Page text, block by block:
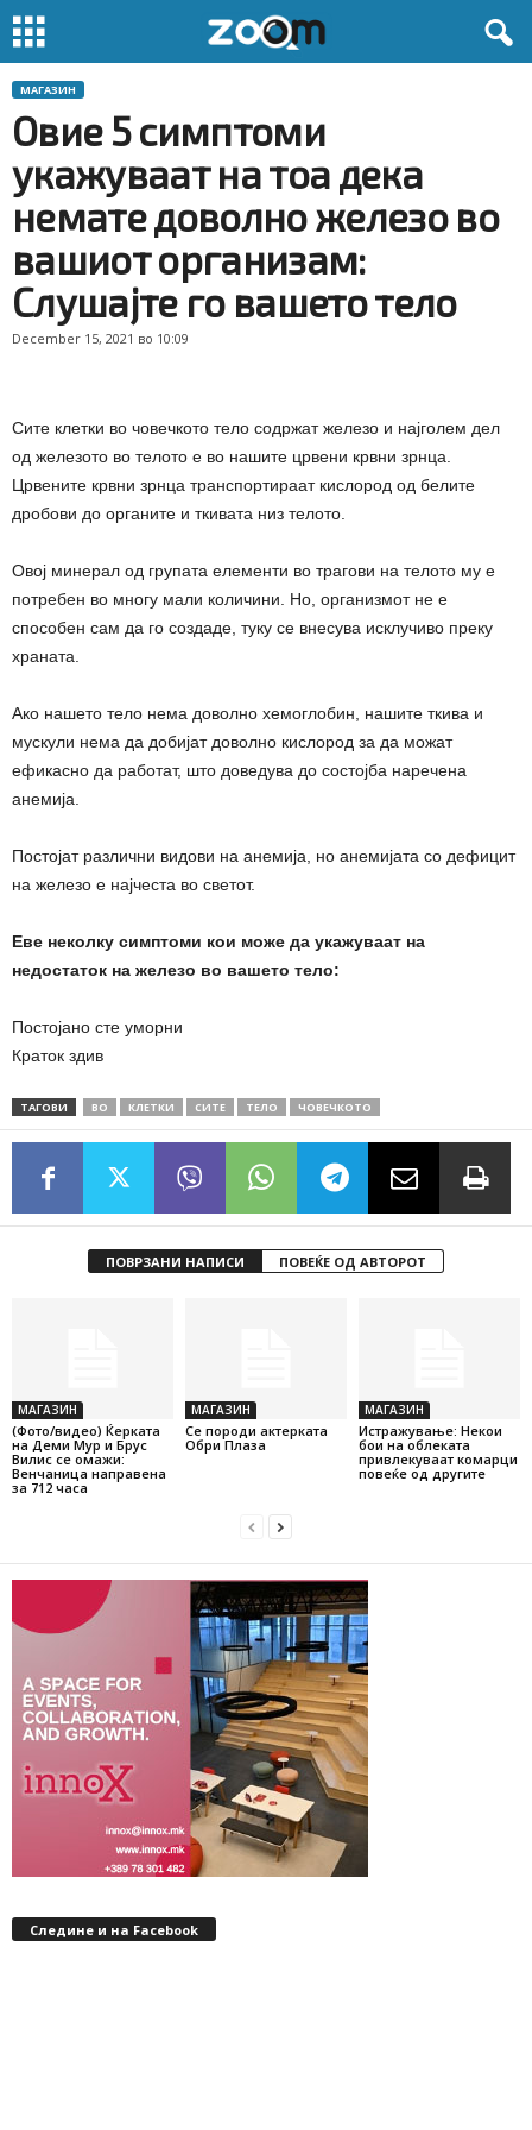
МАГАЗИН
Овие 5 симптоми
укажуваат на тоа дека
немате доволно железо во
вашиот организам:
Слушајте го вашето тело
December 15, 2021 во 10:09
Сите клетки во човечкото тело содржат железо и најголем дел
од железото во телото е во нашите црвени крвни зрнца.
Црвените крвни зрнца транспортираат кислород од белите
дробови до органите и ткивата низ телото.
Овој минерал од групата елементи во трагови на телото му е
потребен во многу мали количини. Но, организмот не е
способен сам да го создаде, туку се внесува исклучиво преку
храната.
Ако нашето тело нема доволно хемоглобин, нашите ткива и
мускули нема да добијат доволно кислород за да можат
ефикасно да работат, што доведува до состојба наречена
анемија.
Постојат различни видови на анемија, но анемијата со дефицит
на железо е најчеста во светот.
Еве неколку симптоми кои може да укажуваат на
недостаток на железо во вашето тело:
Постојано сте уморни
Краток здив
ТАГОВИ ВО КЛЕТКИ СИТЕ ТЕЛО ЧОВЕЧКОТО
ПОВРЗАНИ НАПИСИ ПОВЕЌЕ ОД АВТОРОТ
МАГАЗИН
(Фото/видео) Ќерката
на Деми Мур и Брус
Вилис се омажи:
Венчаница направена
за 712 часа
МАГАЗИН
Се породи актерката
Обри Плаза
МАГАЗИН
Истражување: Некои
бои на облеката
привлекуваат комарци
повеќе од другите
Следине и на Facebook